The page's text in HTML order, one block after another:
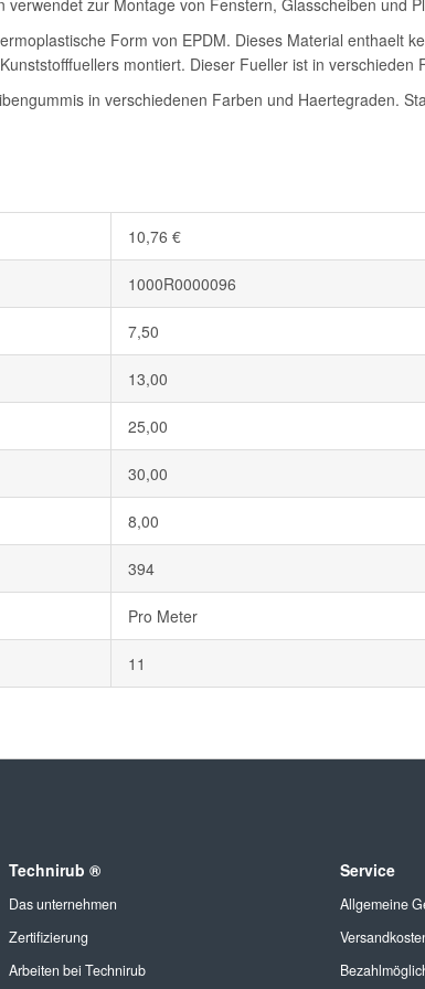
zur Montage von Fenstern, Glasscheiben und
Form von EPDM. Dieses Material enthaelt
montiert. Dieser Fueller ist in
in verschiedenen Farben und Haertegraden.
10,76 €
1000R0000096
7,50
13,00
25,00
30,00
8,00
394
Pro Meter
11
Technirub ®
Das unternehmen
Zertifizierung
Arbeiten bei Technirub
Service
Allgemeine